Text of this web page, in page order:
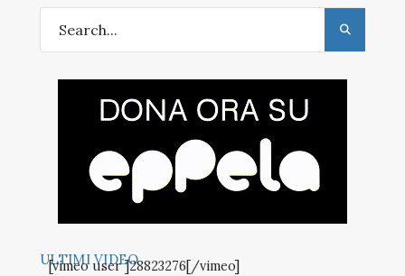
ULTIMI VIDEO
[vimeo user ]28823276[/vimeo]